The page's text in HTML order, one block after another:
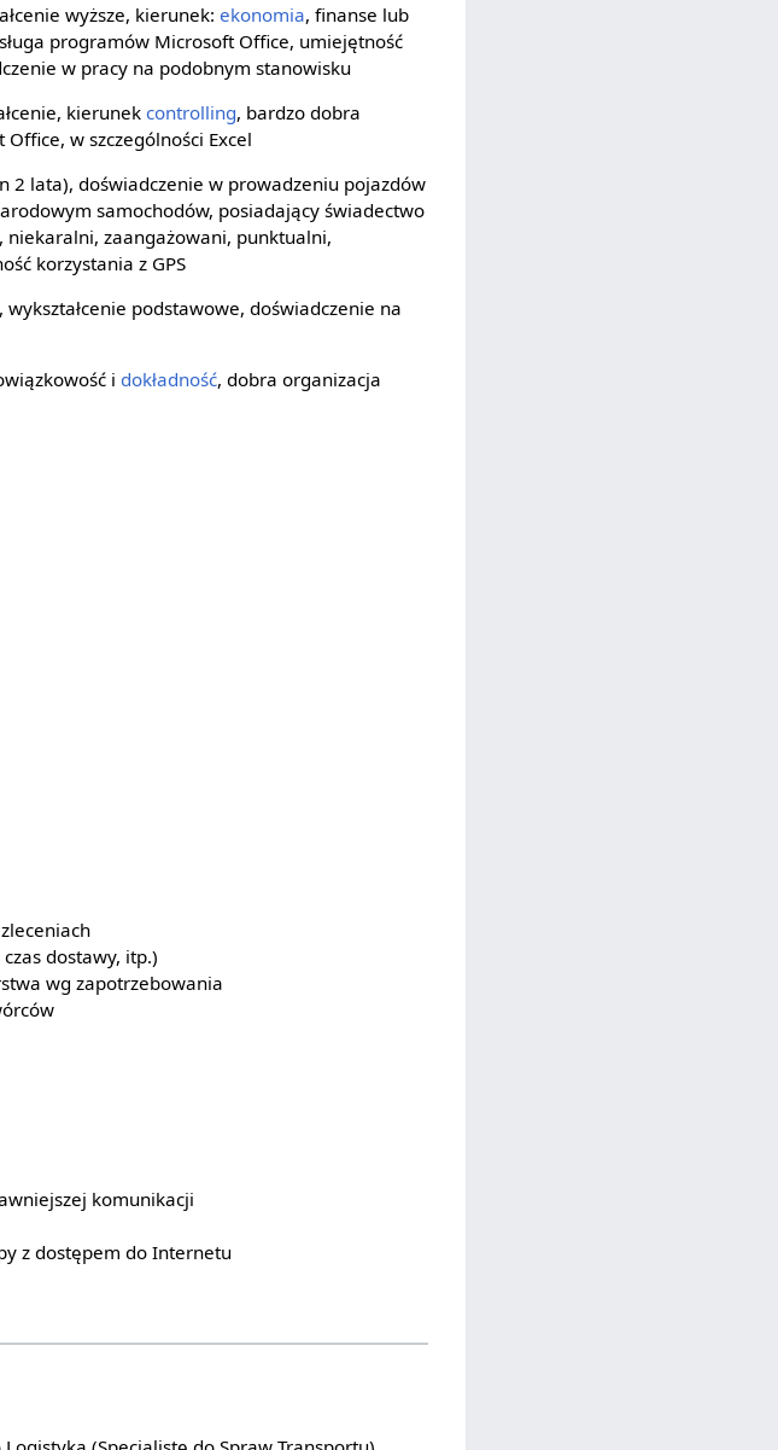
wyższe, kierunek:ekonomia, finanse lub
programów Microsoft Office, umiejętność
w pracy na podobnym stanowisku
kierunekcontrolling, bardzo dobra
w szczególności Excel
2 lata), doświadczenie w prowadzeniu pojazdów
samochodów, posiadający świadectwo
niekaralni, zaangażowani, punktualni,
korzystania z GPS
wykształcenie podstawowe, doświadczenie na
i dokładność, dobra organizacja
dostawy, itp.)
wg zapotrzebowania
komunikacji
z dostępem do Internetu